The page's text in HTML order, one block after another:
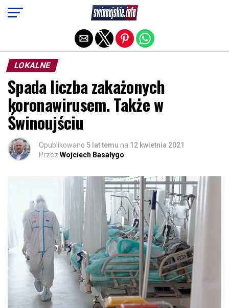
LOKALNE
Spada liczba zakażonych
koronawirusem. Także w
Świnoujściu
Opublikowano 5 lat temu na 12 kwietnia 2021
Przez Wojciech Basałygo
Exit mobile version